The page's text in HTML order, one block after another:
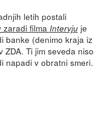
letih postali
zaradi filma Intervjuje
banke (denimo kraja iz
Ti jim seveda niso
napadi v obratni smeri.